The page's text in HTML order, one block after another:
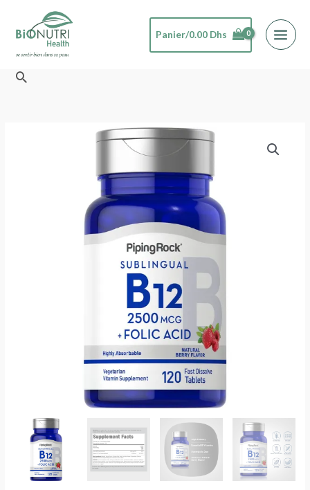
contenu
Panier/0.00 Dhs
Rechercher